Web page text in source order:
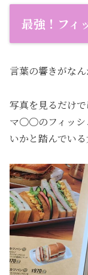
最強！フィ
言葉の響きがな
写真を見るだけ
マ〇〇のフィッ
いかと踏んでいる